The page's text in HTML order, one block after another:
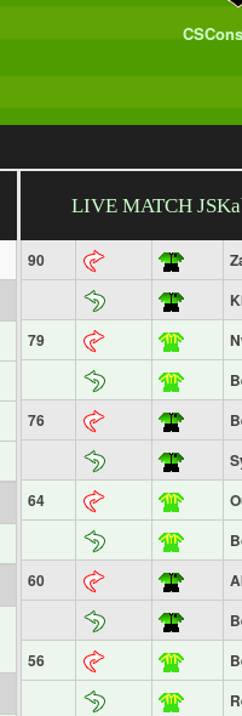
LIVE MATCH
90
79
76
64
60
56